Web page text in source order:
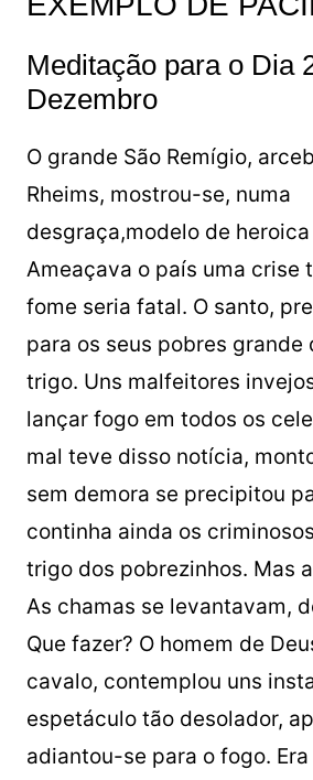
Meditação para o Dia
Dezembro
O grande São Remígio,
Rheims, mostrou-se, numa
desgraça,modelo de
Ameaçava o país uma crise
fome seria fatal. O santo,
para os seus pobres grande
trigo. Uns malfeitores
lançar fogo em todos os
mal teve disso notícia,
sem demora se precipitou
continha ainda os
trigo dos pobrezinhos. Mas
As chamas se levantavam,
Que fazer? O homem de
cavalo, contemplou uns
espetáculo tão desolador,
adiantou-se para o fogo.